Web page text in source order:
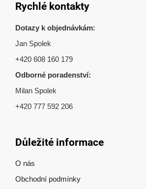
Rychlé kontakty
Dotazy k objednávkám:
Jan Spolek
+420 608 160 179
Odborné poradenství:
Milan Spolek
+420 777 592 206
Důležité informace
O nás
Obchodní podmínky